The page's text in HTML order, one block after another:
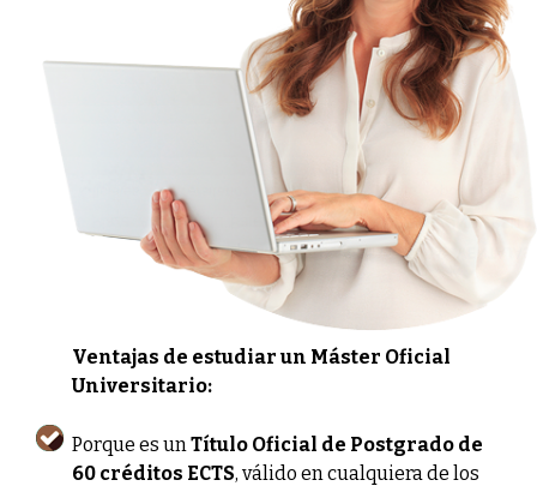
Ventajas de estudiar un Máster Oficial
Universitario:
Porque es un Título Oficial de Postgrado de
60 créditos ECTS, válido en cualquiera de los